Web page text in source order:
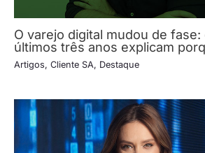
O varejo digital mudou de fase:
últimos três anos explicam
Artigos, Cliente SA, Destaque